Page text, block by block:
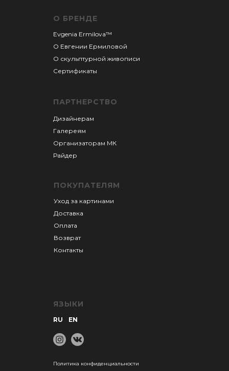
О БРЕНДЕ
Evgenia Ermilova™
О Евгении Ермиловой
О скульптурной живописи
Сертификаты
ПАРТНЕРСТВО
Дизайнерам
Галереям
Организаторам МК
Райдер
ПОКУПАТЕЛЯМ
Уход за картинами
Доставка
Оплата
Возврат
Контакты
ЯЗЫКИ
RU EN
Политика конфиденциальности